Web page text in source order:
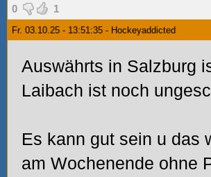
0 1
Fr. 03.10.25 - 13:51:35 - Hockeyaddicted
Auswährts in Salzburg
Laibach ist noch
Es kann gut sein u das
am Wochenende ohne